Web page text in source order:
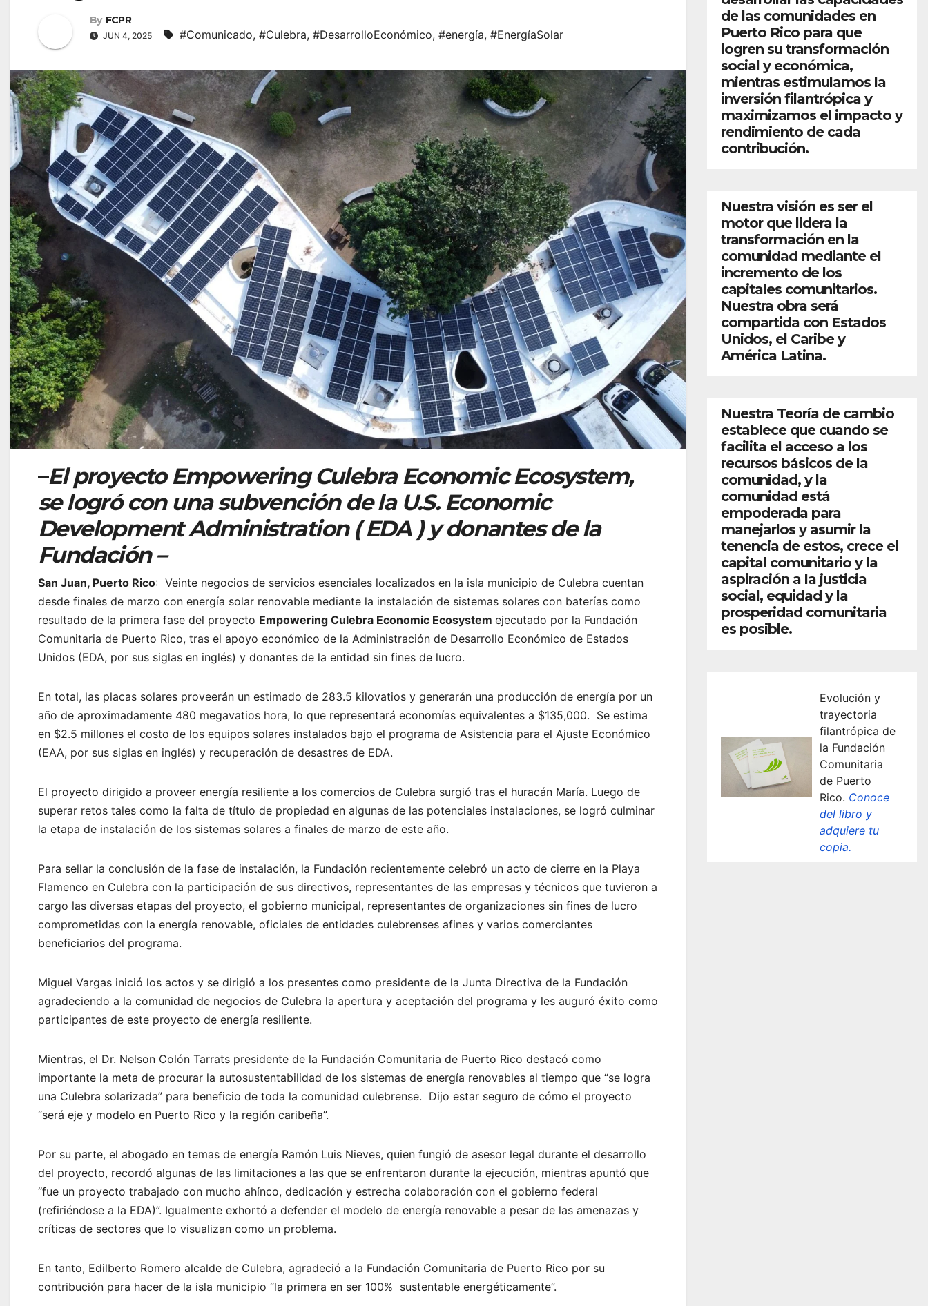
By FCPR
JUN 4, 2025 #Comunicado, #Culebra, #DesarrolloEconómico, #energía, #EnergíaSolar
–El proyecto Empowering Culebra Economic Ecosystem,
se logró con una subvención de la U.S. Economic
Development Administration ( EDA ) y donantes de la
Fundación –
San Juan, Puerto Rico: Veinte negocios de servicios esenciales localizados en la isla municipio de Culebra cuentan
desde finales de marzo con energía solar renovable mediante la instalación de sistemas solares con baterías como
resultado de la primera fase del proyecto Empowering Culebra Economic Ecosystem ejecutado por la Fundación
Comunitaria de Puerto Rico, tras el apoyo económico de la Administración de Desarrollo Económico de Estados
Unidos (EDA, por sus siglas en inglés) y donantes de la entidad sin fines de lucro.
En total, las placas solares proveerán un estimado de 283.5 kilovatios y generarán una producción de energía por un
año de aproximadamente 480 megavatios hora, lo que representará economías equivalentes a $135,000. Se estima
en $2.5 millones el costo de los equipos solares instalados bajo el programa de Asistencia para el Ajuste Económico
(EAA, por sus siglas en inglés) y recuperación de desastres de EDA.
El proyecto dirigido a proveer energía resiliente a los comercios de Culebra surgió tras el huracán María. Luego de
superar retos tales como la falta de título de propiedad en algunas de las potenciales instalaciones, se logró culminar
la etapa de instalación de los sistemas solares a finales de marzo de este año.
Para sellar la conclusión de la fase de instalación, la Fundación recientemente celebró un acto de cierre en la Playa
Flamenco en Culebra con la participación de sus directivos, representantes de las empresas y técnicos que tuvieron a
cargo las diversas etapas del proyecto, el gobierno municipal, representantes de organizaciones sin fines de lucro
comprometidas con la energía renovable, oficiales de entidades culebrenses afines y varios comerciantes
beneficiarios del programa.
Miguel Vargas inició los actos y se dirigió a los presentes como presidente de la Junta Directiva de la Fundación
agradeciendo a la comunidad de negocios de Culebra la apertura y aceptación del programa y les auguró éxito como
participantes de este proyecto de energía resiliente.
Mientras, el Dr. Nelson Colón Tarrats presidente de la Fundación Comunitaria de Puerto Rico destacó como
importante la meta de procurar la autosustentabilidad de los sistemas de energía renovables al tiempo que “se logra
una Culebra solarizada” para beneficio de toda la comunidad culebrense. Dijo estar seguro de cómo el proyecto
“será eje y modelo en Puerto Rico y la región caribeña”.
Por su parte, el abogado en temas de energía Ramón Luis Nieves, quien fungió de asesor legal durante el desarrollo
del proyecto, recordó algunas de las limitaciones a las que se enfrentaron durante la ejecución, mientras apuntó que
“fue un proyecto trabajado con mucho ahínco, dedicación y estrecha colaboración con el gobierno federal
(refiriéndose a la EDA)”. Igualmente exhortó a defender el modelo de energía renovable a pesar de las amenazas y
críticas de sectores que lo visualizan como un problema.
En tanto, Edilberto Romero alcalde de Culebra, agradeció a la Fundación Comunitaria de Puerto Rico por su
contribución para hacer de la isla municipio “la primera en ser 100% sustentable energéticamente”.
de las comunidades en
Puerto Rico para que
logren su transformación
social y económica,
mientras estimulamos la
inversión filantrópica y
maximizamos el impacto y
rendimiento de cada
contribución.
Nuestra visión es ser el
motor que lidera la
transformación en la
comunidad mediante el
incremento de los
capitales comunitarios.
Nuestra obra será
compartida con Estados
Unidos, el Caribe y
América Latina.
Nuestra Teoría de cambio
establece que cuando se
facilita el acceso a los
recursos básicos de la
comunidad, y la
comunidad está
empoderada para
manejarlos y asumir la
tenencia de estos, crece el
capital comunitario y la
aspiración a la justicia
social, equidad y la
prosperidad comunitaria
es posible.
Evolución y
trayectoria
filantrópica de
la Fundación
Comunitaria
de Puerto
Rico. Conoce
del libro y
adquiere tu
copia.